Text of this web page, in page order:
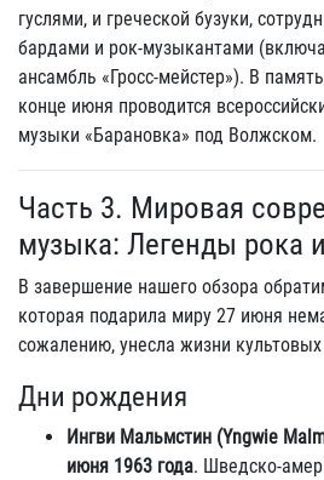
гуслями, и греческой бузуки,
бардами и рок-музыкантами
ансамбль «Гросс-мейстер»). В
конце июня проводится
музыки «Барановка» под Волжском.
Часть 3. Мировая
музыка: Легенды рока
В завершение нашего обзора
которая подарила миру 27 июня
сожалению, унесла жизни
Дни рождения
Ингви Мальмстин (Yngwie
июня 1963 года. Шведско-